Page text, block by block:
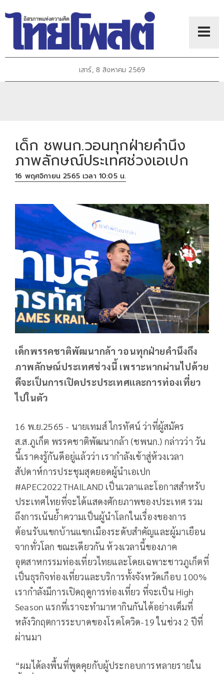
เสาร์, 8 สิงหาคม 2569
เด็ก ชพนก.วอนทุกฝ่ายคำนึง
ภาพลักษณ์ประเทศช่วงเอเปก
16 พฤศจิกายน 2565 เวลา 10:05 น.
เด็กพรรคชาติพัฒนากล้า วอนทุกฝ่ายคำนึงถึง
ภาพลักษณ์ประเทศช่วงนี้ เพราะหากผ่านไปด้วย
ดีจะเป็นการเปิดประประเทศและการท่องเที่ยว
ไปในตัว
16 พ.ย.2565 - นายเทมส์ ไกรทัศน์ ว่าที่ผู้สมัคร
ส.ส.ภูเก็ต พรรคชาติพัฒนากล้า (ชพนก.) กล่าวว่า วัน
นี้เราคงรู้กันดีอยู่แล้วว่า เรากำลังเข้าสู่ห้วงเวลา
สัปดาห์การประชุมสุดยอดผู้นำเอเปก
#APEC2022THAILAND เป็นเวลาและโอกาสสำหรับ
ประเทศไทยที่จะได้แสดงศักยภาพของประเทศ รวม
ถึงการเน้นย้ำความเป็นผู้นำโลกในเรื่องของการ
ต้อนรับแขกบ้านแขกเมืองระดับสำคัญและผู้มาเยือน
จากทั่วโลก ขณะเดียวกัน ห้วงเวลานี้ของภาค
อุตสาหกรรมท่องเที่ยวไทยและโดยเฉพาะชาวภูเก็ตที่
เป็นธุรกิจท่องเที่ยวและบริการทั้งจังหวัดเกือบ 100%
เรากำลังมีการเปิดฤดูการท่องเที่ยว ที่จะเป็น High
Season แรกที่เราจะทำมาหากินกันได้อย่างเต็มที่
หลังวิกฤตการระบาดของโรคโควิด-19 ในช่วง 2 ปีที่
ผ่านมา
“ผมได้ลงพื้นที่พูดคุยกับผู้ประกอบการหลายรายใน